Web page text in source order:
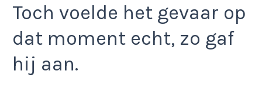
Toch voelde het gevaar op
dat moment echt, zo gaf
hij aan.